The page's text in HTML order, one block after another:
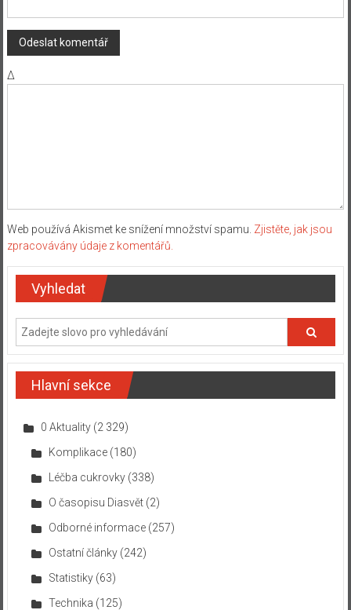
Δ
Web používá Akismet ke snížení množství spamu. Zjistěte, jak jsou
zpracovávány údaje z komentářů.
Vyhledat
Hlavní sekce
0 Aktuality(2 329)
Komplikace(180)
Léčba cukrovky(338)
O časopisu Diasvět(2)
Odborné informace(257)
Ostatní články(242)
Statistiky(63)
Technika (125)